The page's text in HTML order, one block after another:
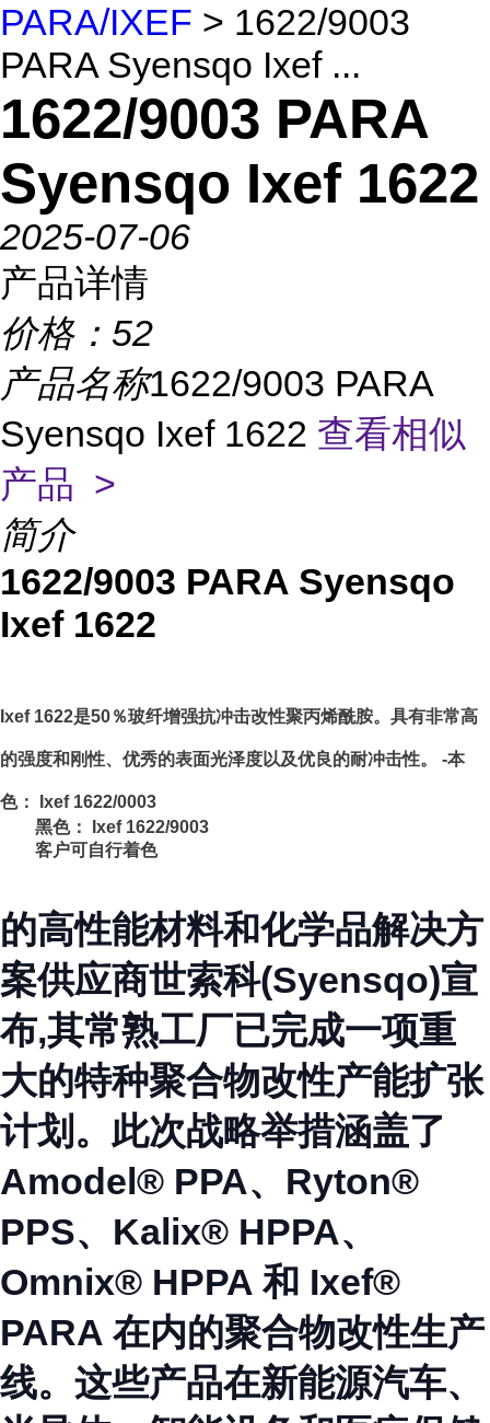
PARA/IXEF > 1622/9003
PARA Syensqo Ixef ...
1622/9003 PARA
Syensqo Ixef 1622
2025-07-06
产品详情
价格： 52
产品名称1622/9003 PARA
Syensqo Ixef 1622 查看相似
产品 >
简介
1622/9003 PARA Syensqo
Ixef 1622
Ixef 1622是50％玻纤增强抗冲击改性聚丙烯酰胺。具有非常高
的强度和刚性、优秀的表面光泽度以及优良的耐冲击性。 -本
色： Ixef 1622/0003
黑色： Ixef 1622/9003
客户可自行着色
的高性能材料和化学品解决方
案供应商世索科(Syensqo)宣
布,其常熟工厂已完成一项重
大的特种聚合物改性产能扩张
计划。此次战略举措涵盖了
Amodel® PPA、Ryton®
PPS、Kalix® HPPA、
Omnix® HPPA 和 Ixef®
PARA 在内的聚合物改性生产
线。这些产品在新能源汽车、